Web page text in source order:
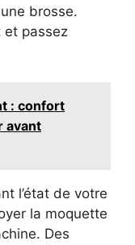
brosse.
et passez
: confort
avant
l’état de votre
la moquette
Des